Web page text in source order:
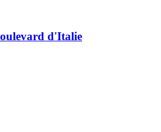
d'Italie